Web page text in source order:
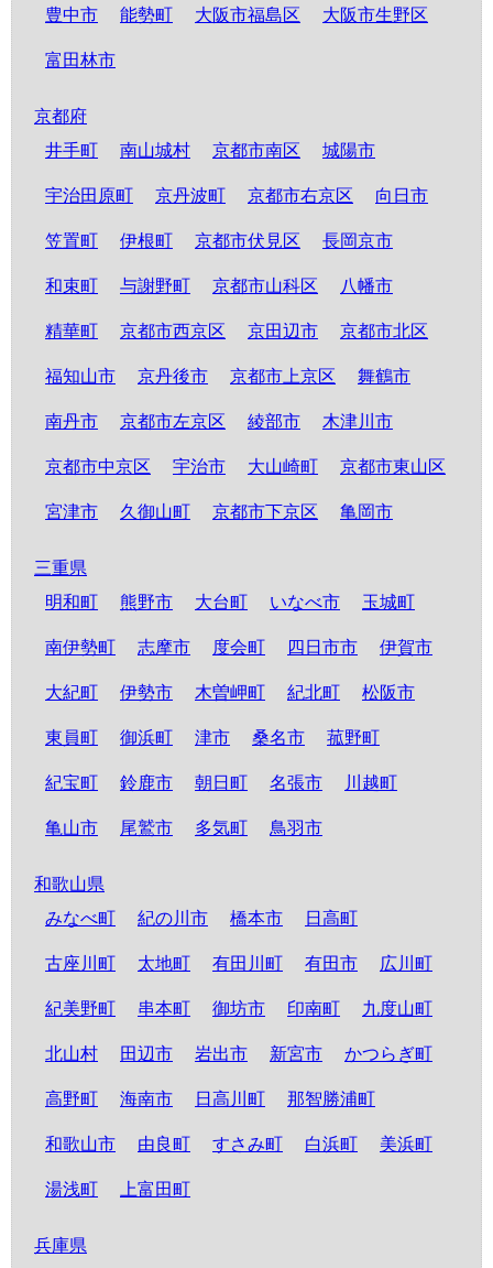
豊中市 能勢町 大阪市福島区 大阪市生野区
富田林市
京都府
井手町
南山城村 京都市南区 城陽市
宇治田原町 京丹波町 京都市右京区 向日市
笠置町 伊根町 京都市伏見区 長岡京市
和束町 与謝野町 京都市山科区 八幡市
精華町 京都市西京区 京田辺市 京都市北区
福知山市 京丹後市 京都市上京区 舞鶴市
南丹市 京都市左京区 綾部市 木津川市
京都市中京区 宇治市 大山崎町 京都市東山区
宮津市 久御山町 京都市下京区 亀岡市
三重県
明和町
熊野市 大台町 いなべ市 玉城町
南伊勢町 志摩市 度会町 四日市市 伊賀市
大紀町 伊勢市 木曽岬町 紀北町 松阪市
東員町 御浜町 津市 桑名市 菰野町
紀宝町 鈴鹿市 朝日町 名張市 川越町
亀山市 尾鷲市 多気町 鳥羽市
和歌山県
みなべ町
紀の川市 橋本市 日高町
古座川町 太地町 有田川町 有田市 広川町
紀美野町 串本町 御坊市 印南町 九度山町
北山村 田辺市 岩出市 新宮市 かつらぎ町
高野町 海南市 日高川町 那智勝浦町
和歌山市 由良町 すさみ町 白浜町 美浜町
湯浅町 上富田町
兵庫県